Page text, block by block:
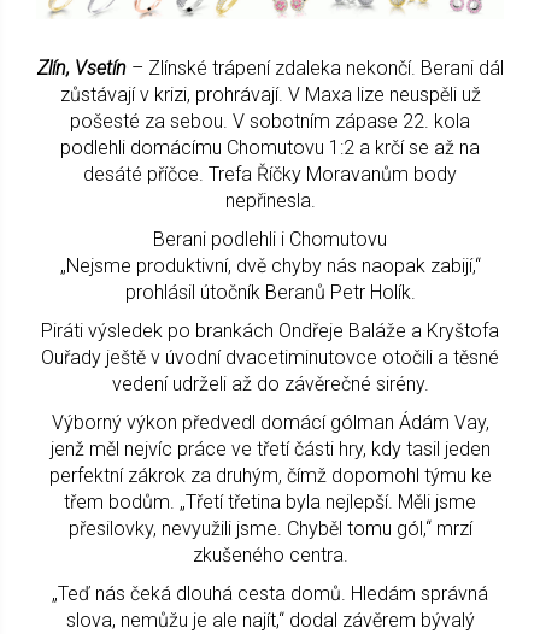
Zlín, Vsetín– Zlínské trápení zdaleka nekončí. Berani dál
zůstávají v krizi, prohrávají. V Maxa lize neuspěli už
pošesté za sebou. V sobotním zápase 22. kola
podlehli domácímu Chomutovu 1:2 a krčí se až na
desáté příčce. Trefa Říčky Moravanům body
nepřinesla.
Berani podlehli i Chomutovu
„Nejsme produktivní, dvě chyby nás naopak zabijí,“
prohlásil útočník Beranů Petr Holík.
Piráti výsledek po brankách Ondřeje Baláže a Kryštofa
Ouřady ještě v úvodní dvacetiminutovce otočili a těsné
vedení udrželi až do závěrečné sirény.
Výborný výkon předvedl domácí gólman Ádám Vay,
jenž měl nejvíc práce ve třetí části hry, kdy tasil jeden
perfektní zákrok za druhým, čímž dopomohl týmu ke
třem bodům. „Třetí třetina byla nejlepší. Měli jsme
přesilovky, nevyužili jsme. Chyběl tomu gól,“ mrzí
zkušeného centra.
„Teď nás čeká dlouhá cesta domů. Hledám správná
slova, nemůžu je ale najít,“ dodal závěrem bývalý